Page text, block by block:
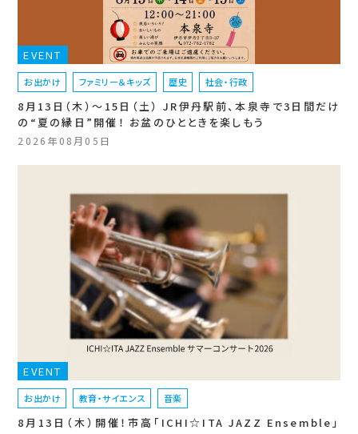
EVENT
お出かけ ファミリー＆キッズ 歴史 社会・行政
8月13日（木）〜15日（土） JR伊丹駅前、本泉寺で3日間だけ
の“夏の縁日”開催！ お盆のひとときを楽しもう
2026年08月05日
EVENT
お出かけ 教育・サイエンス 音楽
8月13日（木）開催！市高「ICHI☆ITA JAZZ Ensemble」